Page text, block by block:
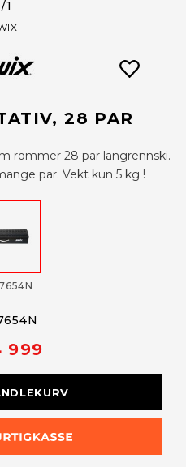
/1
28 PAR
rommer 28 par langrennski.
par. Vekt kun 5 kg !
999